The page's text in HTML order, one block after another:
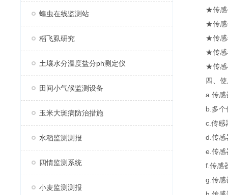
蝗虫在线监测站
稻飞虱研究
土壤水分温度盐分ph测定仪
田间小气候监测设备
玉米大斑病防治措施
水稻监测测报
四情监测系统
小麦监测测报
★传感器
★传感器
★传感器
★传感器
★传感器
四、使
a.传感器
b.多个传
c.传感器
d.传感器
e.传感器
f.传感器
g.传感器